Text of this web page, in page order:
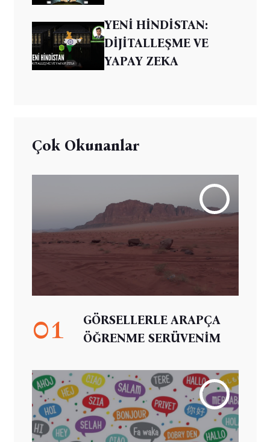
YENİ HİNDİSTAN:
DİJİTALLEŞME VE
YAPAY ZEKA
Çok Okunanlar
01
GÖRSELLERLE ARAPÇA
ÖĞRENME SERÜVENİM